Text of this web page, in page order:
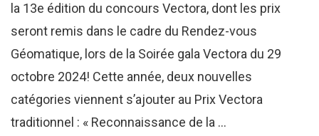
la 13e édition du concours Vectora, dont les prix
seront remis dans le cadre du Rendez-vous
Géomatique, lors de la Soirée gala Vectora du 29
octobre 2024! Cette année, deux nouvelles
catégories viennent s’ajouter au Prix Vectora
traditionnel : « Reconnaissance de la …